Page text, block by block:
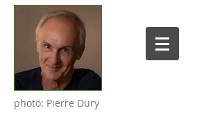
photo: Pierre Dury